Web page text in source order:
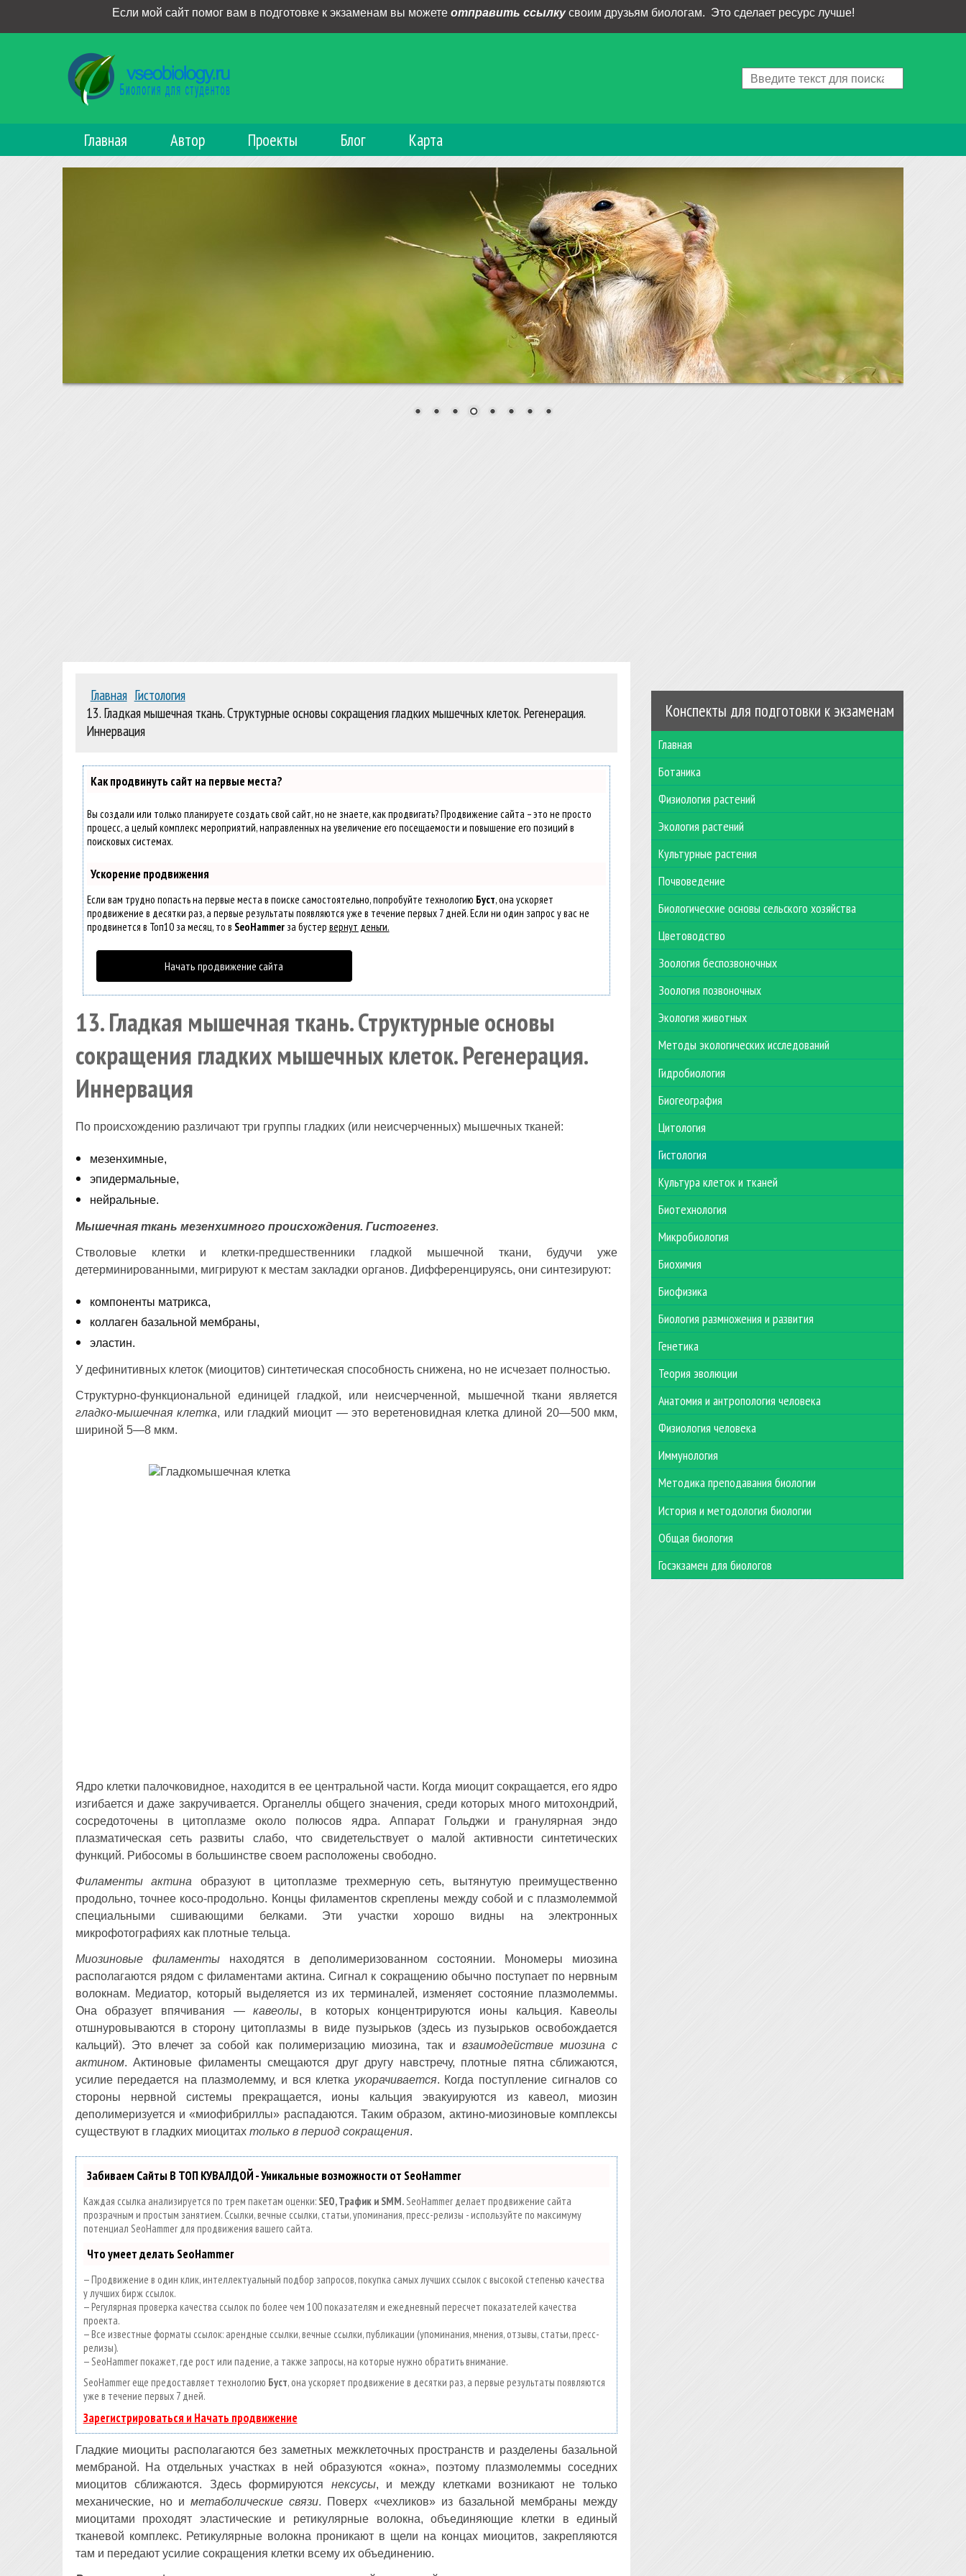
Если мой сайт помог вам в подготовке к экзаменам вы можете отправить ссылкусвоим друзьям биологам. Это сделает ресурс лучше!
Главная Автор Проекты Блог Карта
Главная Гистология
13. Гладкая мышечная ткань. Структурные основы сокращения гладких мышечных клеток. Регенерация.
Иннервация
Как продвинуть сайт на первые места?
Вы создали или только планируете создать свой сайт, но не знаете, как продвигать? Продвижение сайта – это не просто
процесс, а целый комплекс мероприятий, направленных на увеличение его посещаемости и повышение его позиций в
поисковых системах.
Ускорение продвижения
Если вам трудно попасть на первые места в поиске самостоятельно, попробуйте технологию Буст, она ускоряет
продвижение в десятки раз, а первые результаты появляются уже в течение первых 7 дней. Если ни один запрос у вас не
продвинется в Топ10 за месяц, то в SeoHammerза бустер вернут деньги.
Начать продвижение сайта
13. Гладкая мышечная ткань. Структурные основы
сокращения гладких мышечных клеток. Регенерация.
Иннервация
По происхождению различают три группы гладких (или неисчерченных) мышечных тканей:
мезенхимные,
эпидермальные,
нейральные.
Мышечная ткань мезенхимного происхождения. Гистогенез.
Стволовые клетки и клетки-предшественники гладкой мышечной ткани, будучи уже
детерминированными, мигрируют к местам закладки органов. Дифференцируясь, они синтезируют:
компоненты матрикса,
коллаген базальной мембраны,
эластин.
У дефинитивных клеток (миоцитов) синтетическая способность снижена, но не исчезает полностью.
Структурно-функциональной единицей гладкой, или неисчерченной, мышечной ткани является
гладко-мышечная клетка, или гладкий миоцит — это веретеновидная клетка длиной 20—500 мкм,
шириной 5—8 мкм.
Ядро клетки палочковидное, находится в ее центральной части. Когда миоцит сокращается, его ядро
изгибается и даже закручивается. Органеллы общего значения, среди которых много митохондрий,
сосредоточены в цитоплазме около полюсов ядра. Аппарат Гольджи и гранулярная эндо
плазматическая сеть развиты слабо, что свидетельствует о малой активности синтетических
функций. Рибосомы в большинстве своем расположены свободно.
Филаменты актина образуют в цитоплазме трехмерную сеть, вытянутую преимущественно
продольно, точнее косо-продольно. Концы филаментов скреплены между собой и с плазмолеммой
специальными сшивающими белками. Эти участки хорошо видны на электронных
микрофотографиях как плотные тельца.
Миозиновые филаментынаходятся в деполимеризованном состоянии. Мономеры миозина
располагаются рядом с филаментами актина. Сигнал к сокращению обычно поступает по нервным
волокнам. Медиатор, который выделяется из их терминалей, изменяет состояние плазмолеммы.
Она образует впячивания —кавеолы, в которых концентрируются ионы кальция. Кавеолы
отшнуровываются в сторону цитоплазмы в виде пузырьков (здесь из пузырьков освобождается
кальций). Это влечет за собой как полимеризацию миозина, так ивзаимодействие миозина с
актином. Актиновые филаменты смещаются друг другу навстречу, плотные пятна сближаются,
усилие передается на плазмолемму, и вся клетка укорачивается. Когда поступление сигналов со
стороны нервной системы прекращается, ионы кальция эвакуируются из кавеол, миозин
деполимеризуется и «миофибриллы» распадаются. Таким образом, актино-миозиновые комплексы
существуют в гладких миоцитах только в период сокращения.
Забиваем Сайты В ТОП КУВАЛДОЙ - Уникальные возможности от SeoHammer
Каждая ссылка анализируется по трем пакетам оценки: SEO, Трафик и SMM.SeoHammer делает продвижение сайта
прозрачным и простым занятием. Ссылки, вечные ссылки, статьи, упоминания, пресс-релизы - используйте по максимуму
потенциал SeoHammer для продвижения вашего сайта.
Что умеет делать SeoHammer
— Продвижение в один клик, интеллектуальный подбор запросов, покупка самых лучших ссылок с высокой степенью качества
у лучших бирж ссылок.
— Регулярная проверка качества ссылок по более чем 100 показателям и ежедневный пересчет показателей качества
проекта.
— Все известные форматы ссылок: арендные ссылки, вечные ссылки, публикации (упоминания, мнения, отзывы, статьи, пресс-
релизы).
— SeoHammer покажет, где рост или падение, а также запросы, на которые нужно обратить внимание.
SeoHammer еще предоставляет технологию Буст, она ускоряет продвижение в десятки раз, а первые результаты появляются
уже в течение первых 7 дней.
Зарегистрироваться и Начать продвижение
Гладкие миоциты располагаются без заметных межклеточных пространств и разделены базальной
мембраной. На отдельных участках в ней образуются «окна», поэтому плазмолеммы соседних
миоцитов сближаются. Здесь формируются нексусы, и между клетками возникают не только
механические, но иметаболические связи. Поверх «чехликов» из базальной мембраны между
миоцитами проходят эластические и ретикулярные волокна, объединяющие клетки в единый
тканевой комплекс. Ретикулярные волокна проникают в щели на концах миоцитов, закрепляются
там и передают усилие сокращения клетки всему их объединению.
Конспекты для подготовки к экзаменам
Главная
Ботаника
Физиология растений
Экология растений
Культурные растения
Почвоведение
Биологические основы сельского хозяйства
Цветоводство
Зоология беспозвоночных
Зоология позвоночных
Экология животных
Методы экологических исследований
Гидробиология
Биогеография
Цитология
Гистология
Культура клеток и тканей
Биотехнология
Микробиология
Биохимия
Биофизика
Биология размножения и развития
Генетика
Теория эволюции
Анатомия и антропология человека
Физиология человека
Иммунология
Методика преподавания биологии
История и методология биологии
Общая биология
Госэкзамен для биологов